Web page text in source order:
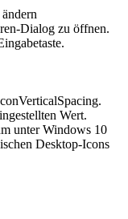
Dialog zu öffnen.
Wert.
unter Windows 10
Desktop-Icons